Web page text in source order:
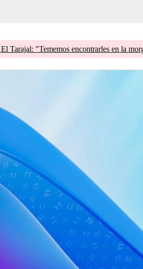
Tarajal: "Tememos encontrarles en la